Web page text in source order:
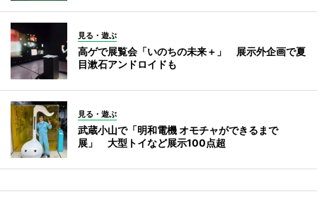
見る・遊ぶ
高ゲで展覧会「いのちの未来＋」 展示外企画で夏
目漱石アンドロイドも
見る・遊ぶ
武蔵小山で「明和電機 オモチャができるまで
展」 大型トイなど展示100点超